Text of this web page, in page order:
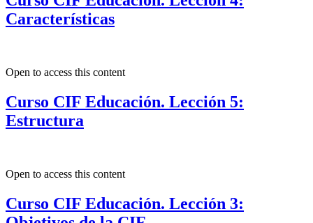
Características
Open to access this content
Curso CIF Educación. Lección 5:
Estructura
Open to access this content
Curso CIF Educación. Lección 3: